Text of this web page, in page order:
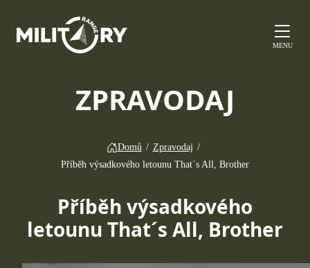
MENU
ZPRAVODAJ
Domů / Zpravodaj /
Příběh výsadkového letounu That´s All, Brother
Příběh výsadkového
letounu That´s All, Brother